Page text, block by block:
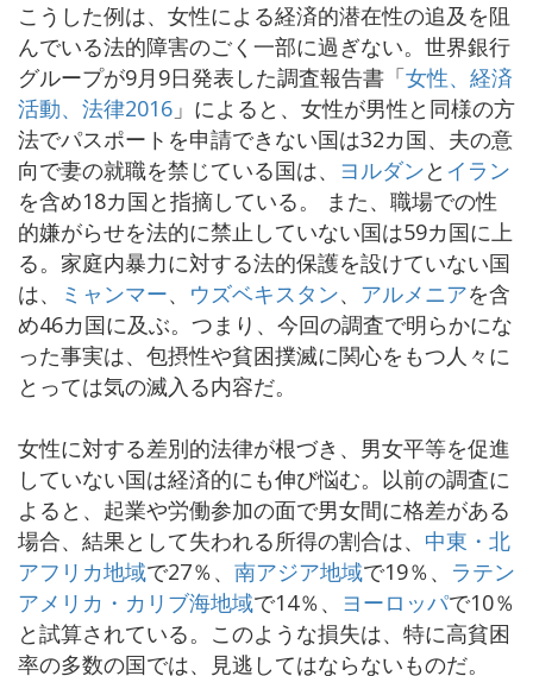
こうした例は、女性による経済的潜在性の追及を阻
んでいる法的障害のごく一部に過ぎない。世界銀行
グループが9月9日発表した調査報告書「女性、経済
活動、法律2016 」によると、女性が男性と同様の方
法でパスポートを申請できない国は32カ国、夫の意
向で妻の就職を禁じている国は、 ヨルダンと イラン
を含め18カ国と指摘している。
また、職場での性
的嫌がらせを法的に禁止していない国は59カ国に上
る。家庭内暴力に対する法的保護を設けていない国
は、
ミャンマー、 ウズベキスタン、 アルメニアを含
め46カ国に及ぶ。つまり、今回の調査で明らかにな
った事実は、包摂性や貧困撲滅に関心をもつ人々に
とっては気の滅入る内容だ。
女性に対する差別的法律が根づき、男女平等を促進
していない国は経済的にも伸び悩む。以前の調査に
よると、起業や労働参加の面で男女間に格差がある
場合、結果として失われる所得の割合は、 中東・北
アフリカ地域で27％、 南アジア地域で19％、 ラテン
アメリカ・カリブ海地域で14％、 ヨーロッパで10％
と試算されている。このような損失は、特に高貧困
率の多数の国では、見逃してはならないものだ。